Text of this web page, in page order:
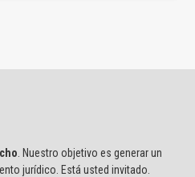
. Nuestro objetivo es generar un
jurídico. Está usted invitado.